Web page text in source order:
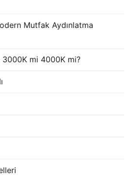
Mutfak Aydınlatma
3000K mi 4000K mi?